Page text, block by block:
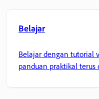
Belajar
Belajar dengan tutorial
panduan praktikal terus